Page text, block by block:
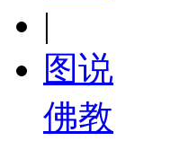
|
图说
佛教